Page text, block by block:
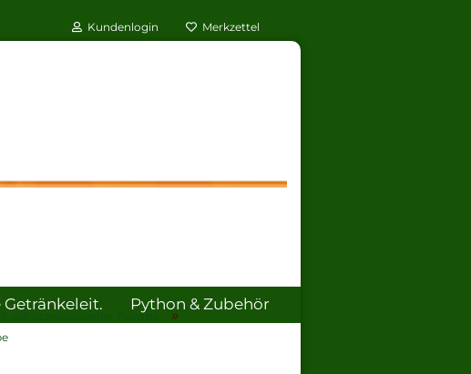
Kundenlogin Merkzettel
Python & Zubehör
selbstansaugender Pumpe »